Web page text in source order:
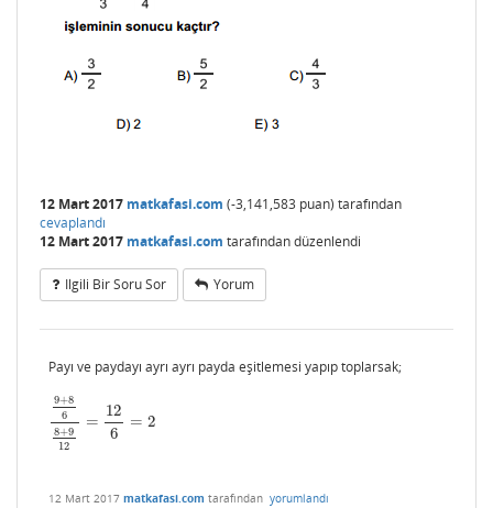
12 Mart 2017 matkafasi.com (-3,141,583 puan) tarafından
cevaplandı
12 Mart 2017 matkafasi.com tarafındandüzenlendi
Ilgili Bir Soru Sor Yorum
Payı ve paydayı ayrı ayrı payda eşitlemesi yapıp toplarsak;
9+8
6
8+9
12
=
12
6
= 2
9+86 +9 12= 126=
12 Mart 2017 matkafasi.com tarafından yorumlandı